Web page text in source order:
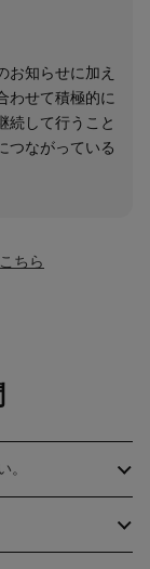
お知らせに加え
わせて積極的に
続して行うこと
つながっている
ちら
。